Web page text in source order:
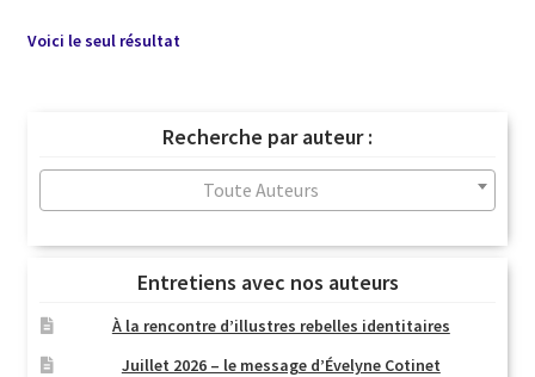
Voici le seul résultat
Recherche par auteur :
Toute Auteurs
Entretiens avec nos auteurs
À la rencontre d’illustres rebelles identitaires
Juillet 2026 – le message d’Évelyne Cotinet